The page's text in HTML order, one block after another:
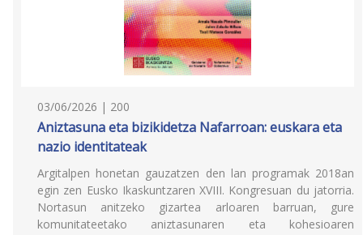
03/06/2026 | 200
Aniztasuna eta bizikidetza Nafarroan: euskara eta
nazio identitateak
Argitalpen honetan gauzatzen den lan programak 2018an
egin zen Eusko Ikaskuntzaren XVIII. Kongresuan du jatorria.
Nortasun anitzeko gizartea arloaren barruan, gure
komunitateetako aniztasunaren eta kohesioaren